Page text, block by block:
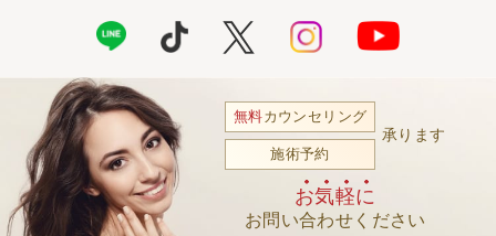
無料カウンセリング
施術予約
承ります
お気軽に
お問い合わせください